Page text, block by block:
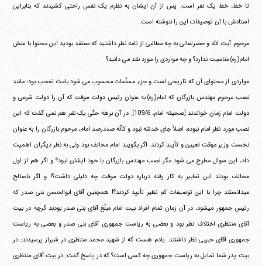
تا خط، خط یک نفر است. پس از آن ایشان به نظرم یک نفس راحتی کشیدند که بنابراین
استادش با آن توصیفات این را ننوشته است.
مرحوم آیت الله و حضرتعالی به چه مطالبی از نامه نظر داشتید که معتقد بودید این محتوا با منش
امام(ره) مناسبت ندارد؟ و چه مواردی را مورد نقد می دانید؟
مواردی از محتوای آن که تاریخی است و جزء مسلّمات محسوب می شود باعث تعجب بود؛ مانند
نصب مرحوم مهندس بازرگان که امام(ره) به عنوان رئیس دولت موقت که آن را دولت شرعی و
دولت امام زمان خواندند [صحیفه امام، 109/6]. در آن برهه حتّی یک نفر هم نمی گفت که این
نصب مورد نظر امام نبوده، اصلاً جای خدشه نبود و کأنّه صددرصد امام، مرحوم بازرگان را به عنوان
نخست وزیر موقت تعیین و تأیید کردند. اگر بگویید امام مخالف بود ولی به نظر دیگران اهمیت
داد، این سوال مطرح می شود مگر نصب مهندس بازرگان با خود ایشان نبود؟ و اگر هم از اول
مخالف بودند این تعابیر به کار رفته درباره دولت موقت چه دلیلی داشت؟! و اگر ناصالح
میدانستند چرا با این توصیفات کم نظیر تأیید کردند؟! همچنین آقای ابوالحسن بنی صدر که
رئیس جمهور میشود، در آن زمان تمام افراد بیت امام مبلّغ آقای بنی صدر بودند گرچه در بیت
آقای منتظری اختلاف نظر بود و بعضی به ریاست جمهوری آقای بنی صدر و بعضی به ریاست
جمهوری آقای حبیبی نظر داشتند. یادم هست که از شهید محمد منتظری در شیراز پرسیدند: در
بیت پدر شما تمایل به ریاست جمهوری چه کسی است؟ که در پاسخ گفت: در بیت آقای منتظری